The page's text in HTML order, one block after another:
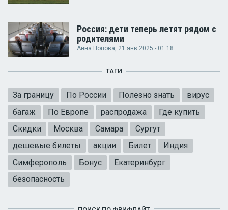
Россия: дети теперь летят рядом с
родителями
Анна Попова, 21 янв 2025 - 01:18
ТАГИ
За границу По России Полезно знать
вирус
багаж
По Европе распродажа
Где купить
Скидки
Москва Самара
Сургут
дешевые билеты
акции Билет
Индия
Симферополь
Бонус
Екатеринбург
безопасность